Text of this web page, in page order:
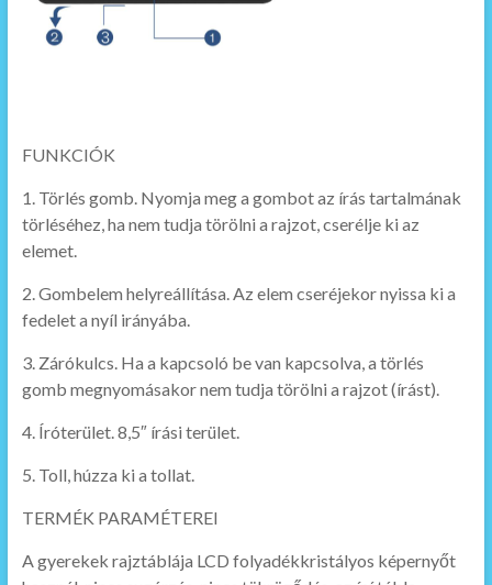
FUNKCIÓK
1. Törlés gomb. Nyomja meg a gombot az írás tartalmának
törléséhez, ha nem tudja törölni a rajzot, cserélje ki az
elemet.
2. Gombelem helyreállítása. Az elem cseréjekor nyissa ki a
fedelet a nyíl irányába.
3. Zárókulcs. Ha a kapcsoló be van kapcsolva, a törlés
gomb megnyomásakor nem tudja törölni a rajzot (írást).
4. Íróterület. 8,5″ írási terület.
5. Toll, húzza ki a tollat.
TERMÉK PARAMÉTEREI
A gyerekek rajztáblája LCD folyadékkristályos képernyőt